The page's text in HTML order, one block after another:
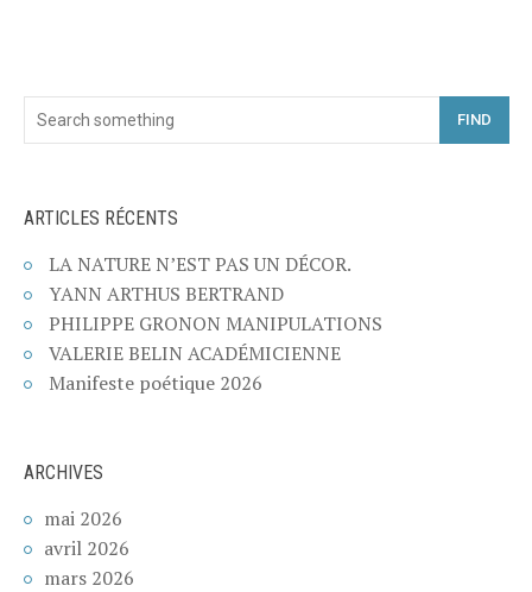
FIND
ARTICLES RÉCENTS
LA NATURE N’EST PAS UN DÉCOR.
YANN ARTHUS BERTRAND
PHILIPPE GRONON MANIPULATIONS
VALERIE BELIN ACADÉMICIENNE
Manifeste poétique 2026
ARCHIVES
mai 2026
avril 2026
mars 2026